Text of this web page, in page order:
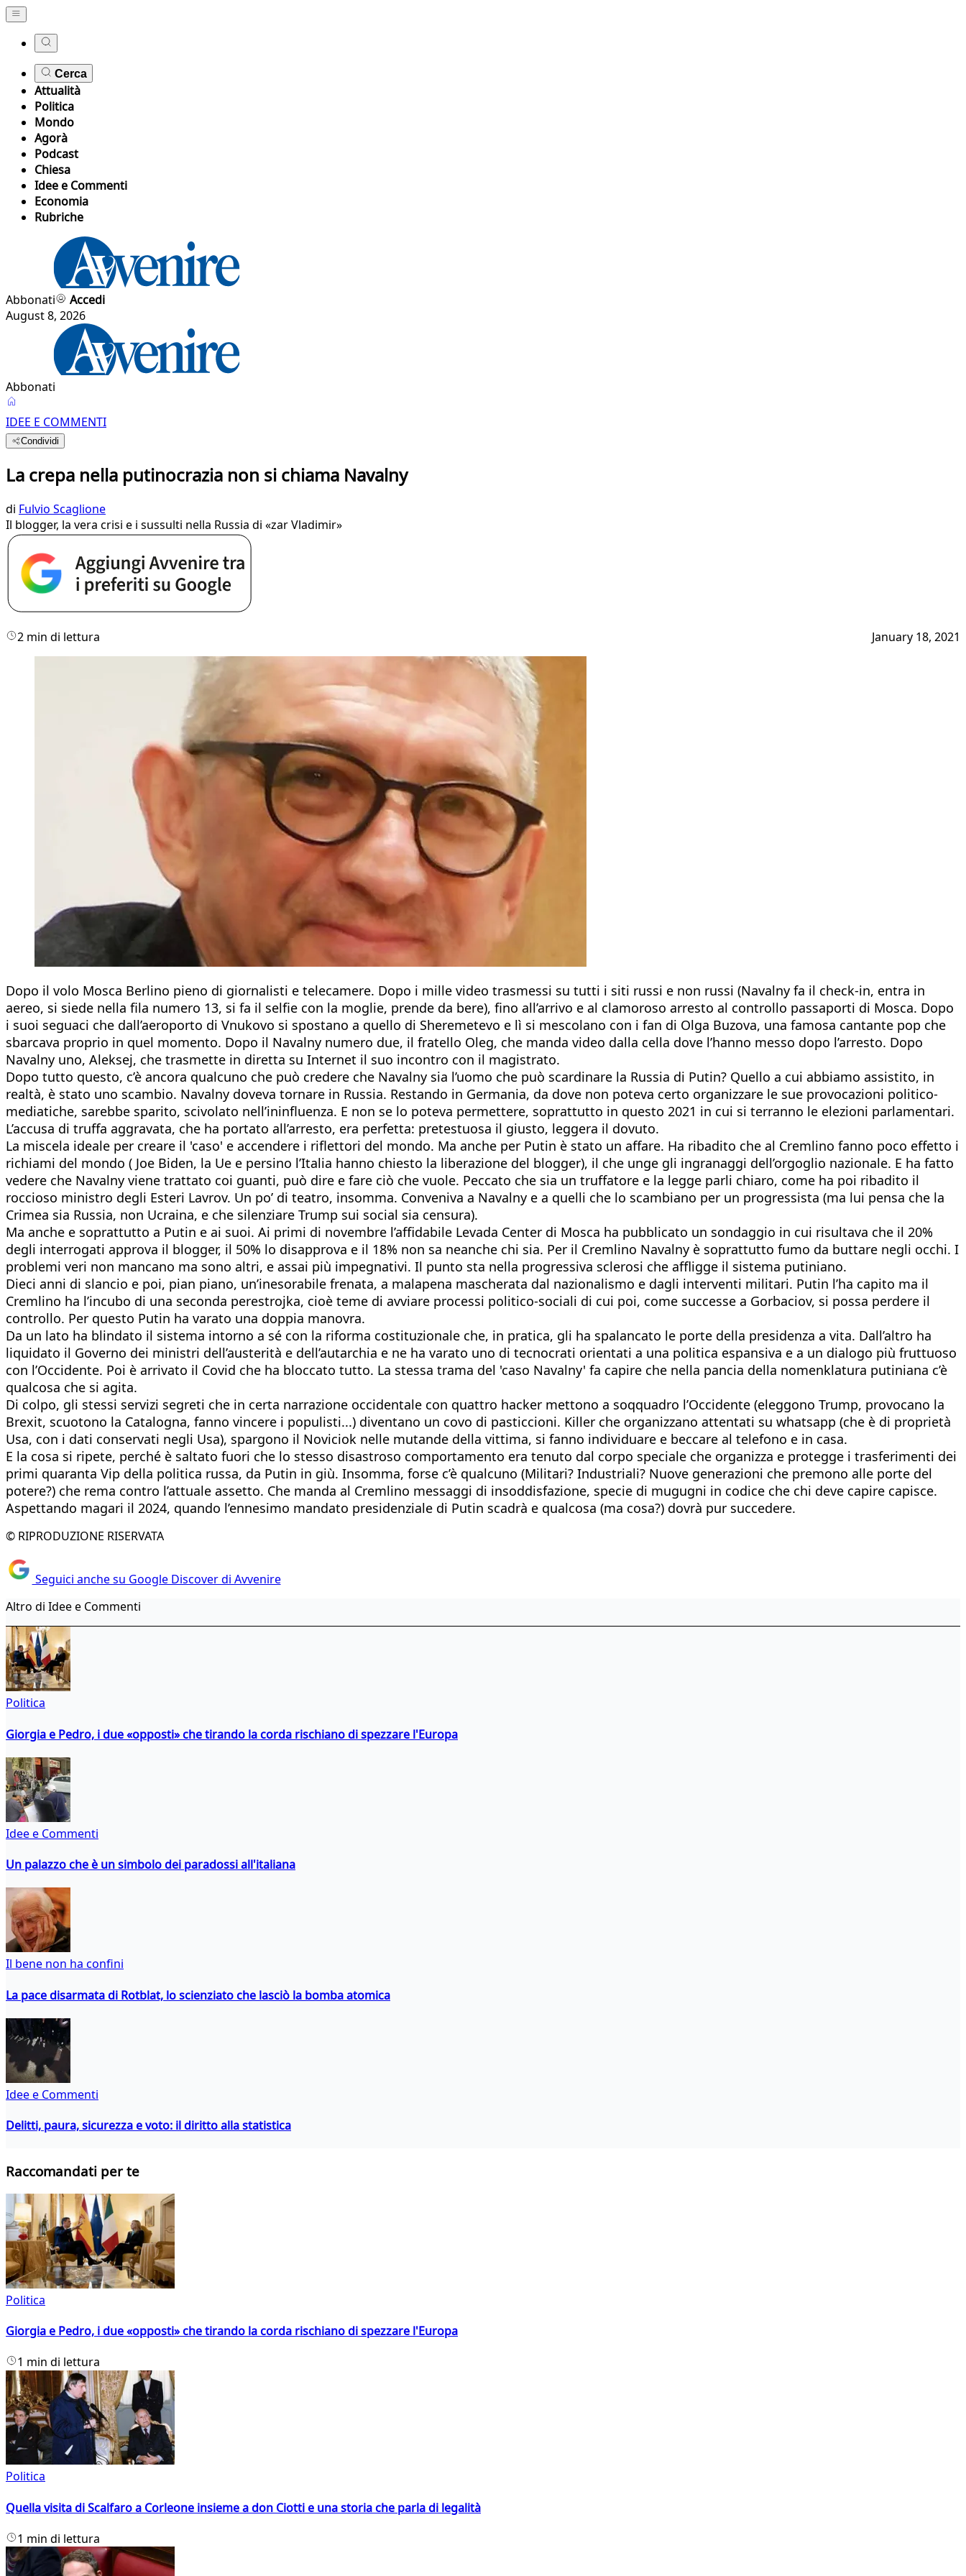
Cerca
Attualità
Politica
Mondo
Agorà
Podcast
Chiesa
Idee e Commenti
Economia
Rubriche
Abbonati
Accedi
August 8, 2026
Abbonati
IDEE E COMMENTI
Condividi
La crepa nella putinocrazia non si chiama Navalny
di Fulvio Scaglione
Il blogger, la vera crisi e i sussulti nella Russia di «zar Vladimir»
2 min di lettura January 18, 2021
Dopo il volo Mosca Berlino pieno di giornalisti e telecamere. Dopo i mille video trasmessi su tutti i siti russi e non russi (Navalny fa il check-in, entra in
aereo, si siede nella fila numero 13, si fa il selfie con la moglie, prende da bere), fino all’arrivo e al clamoroso arresto al controllo passaporti di Mosca. Dopo
i suoi seguaci che dall’aeroporto di Vnukovo si spostano a quello di Sheremetevo e lì si mescolano con i fan di Olga Buzova, una famosa cantante pop che
sbarcava proprio in quel momento. Dopo il Navalny numero due, il fratello Oleg, che manda video dalla cella dove l’hanno messo dopo l’arresto. Dopo
Navalny uno, Aleksej, che trasmette in diretta su Internet il suo incontro con il magistrato.
Dopo tutto questo, c’è ancora qualcuno che può credere che Navalny sia l’uomo che può scardinare la Russia di Putin? Quello a cui abbiamo assistito, in
realtà, è stato uno scambio. Navalny doveva tornare in Russia. Restando in Germania, da dove non poteva certo organizzare le sue provocazioni politico-
mediatiche, sarebbe sparito, scivolato nell’ininfluenza. E non se lo poteva permettere, soprattutto in questo 2021 in cui si terranno le elezioni parlamentari.
L’accusa di truffa aggravata, che ha portato all’arresto, era perfetta: pretestuosa il giusto, leggera il dovuto.
La miscela ideale per creare il 'caso' e accendere i riflettori del mondo. Ma anche per Putin è stato un affare. Ha ribadito che al Cremlino fanno poco effetto i
richiami del mondo ( Joe Biden, la Ue e persino l’Italia hanno chiesto la liberazione del blogger), il che unge gli ingranaggi dell’orgoglio nazionale. E ha fatto
vedere che Navalny viene trattato coi guanti, può dire e fare ciò che vuole. Peccato che sia un truffatore e la legge parli chiaro, come ha poi ribadito il
roccioso ministro degli Esteri Lavrov. Un po’ di teatro, insomma. Conveniva a Navalny e a quelli che lo scambiano per un progressista (ma lui pensa che la
Crimea sia Russia, non Ucraina, e che silenziare Trump sui social sia censura).
Ma anche e soprattutto a Putin e ai suoi. Ai primi di novembre l’affidabile Levada Center di Mosca ha pubblicato un sondaggio in cui risultava che il 20%
degli interrogati approva il blogger, il 50% lo disapprova e il 18% non sa neanche chi sia. Per il Cremlino Navalny è soprattutto fumo da buttare negli occhi. I
problemi veri non mancano ma sono altri, e assai più impegnativi. Il punto sta nella progressiva sclerosi che affligge il sistema putiniano.
Dieci anni di slancio e poi, pian piano, un’inesorabile frenata, a malapena mascherata dal nazionalismo e dagli interventi militari. Putin l’ha capito ma il
Cremlino ha l’incubo di una seconda perestrojka, cioè teme di avviare processi politico-sociali di cui poi, come successe a Gorbaciov, si possa perdere il
controllo. Per questo Putin ha varato una doppia manovra.
Da un lato ha blindato il sistema intorno a sé con la riforma costituzionale che, in pratica, gli ha spalancato le porte della presidenza a vita. Dall’altro ha
liquidato il Governo dei ministri dell’austerità e dell’autarchia e ne ha varato uno di tecnocrati orientati a una politica espansiva e a un dialogo più fruttuoso
con l’Occidente. Poi è arrivato il Covid che ha bloccato tutto. La stessa trama del 'caso Navalny' fa capire che nella pancia della nomenklatura putiniana c’è
qualcosa che si agita.
Di colpo, gli stessi servizi segreti che in certa narrazione occidentale con quattro hacker mettono a soqquadro l’Occidente (eleggono Trump, provocano la
Brexit, scuotono la Catalogna, fanno vincere i populisti...) diventano un covo di pasticcioni. Killer che organizzano attentati su whatsapp (che è di proprietà
Usa, con i dati conservati negli Usa), spargono il Noviciok nelle mutande della vittima, si fanno individuare e beccare al telefono e in casa.
E la cosa si ripete, perché è saltato fuori che lo stesso disastroso comportamento era tenuto dal corpo speciale che organizza e protegge i trasferimenti dei
primi quaranta Vip della politica russa, da Putin in giù. Insomma, forse c’è qualcuno (Militari? Industriali? Nuove generazioni che premono alle porte del
potere?) che rema contro l’attuale assetto. Che manda al Cremlino messaggi di insoddisfazione, specie di mugugni in codice che chi deve capire capisce.
Aspettando magari il 2024, quando l’ennesimo mandato presidenziale di Putin scadrà e qualcosa (ma cosa?) dovrà pur succedere.
© RIPRODUZIONE RISERVATA
Seguici anche su Google Discover di Avvenire
Altro di Idee e Commenti
Politica
Giorgia e Pedro, i due «opposti» che tirando la corda rischiano di spezzare l'Europa
Idee e Commenti
Un palazzo che è un simbolo dei paradossi all'italiana
Il bene non ha confini
La pace disarmata di Rotblat, lo scienziato che lasciò la bomba atomica
Idee e Commenti
Delitti, paura, sicurezza e voto: il diritto alla statistica
Raccomandati per te
Politica
Giorgia e Pedro, i due «opposti» che tirando la corda rischiano di spezzare l'Europa
1 min di lettura
Politica
Quella visita di Scalfaro a Corleone insieme a don Ciotti e una storia che parla di legalità
1 min di lettura